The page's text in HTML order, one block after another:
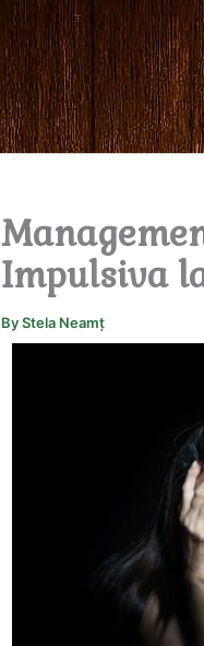
Impulsiva
ByStela Neamț